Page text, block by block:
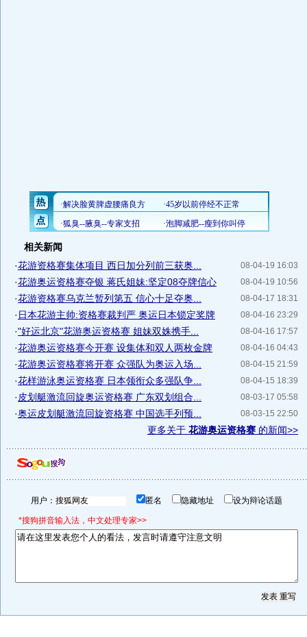
相关新闻
08-04-19 16:03
·花游资格赛集体项目 西日加分列前三获奥...
08-04-19 10:56
·花游奥运资格赛夺银 蒋氏姐妹:坚定08夺牌信心
08-04-17 18:31
·花游资格赛乌克兰暂列第五 信心十足夺奥...
08-04-16 23:29
· 日本花游主帅:资格赛裁判严 奥运日本锁定奖牌
08-04-16 17:57
·"好运北京"花游奥运资格赛 姐妹双姝携手...
08-04-16 04:43
·花游奥运资格赛今开赛 设集体和双人两枚金牌
08-04-15 21:59
·花游奥运资格赛将开赛 众强队为奥运入场...
08-04-15 18:39
·花样游泳奥运资格赛 日本领衔众多强队争...
08-03-17 05:58
· 皮划艇激流回旋奥运资格赛 广东双划组合...
08-03-15 22:50
·奥运皮划艇激流回旋资格赛 中国选手列预...
更多关于 花游奥运资格赛 的新闻>>
用户： 匿名 隐藏地址 设为辩论话题
*搜狗拼音输入法，中文处理专家>>